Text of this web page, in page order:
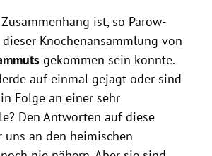
ist, so Parow-
Knochenansammlung von
gekommen sein konnte.
auf einmal gejagt oder sind
Folge an einer sehr
Den Antworten auf diese
an den heimischen